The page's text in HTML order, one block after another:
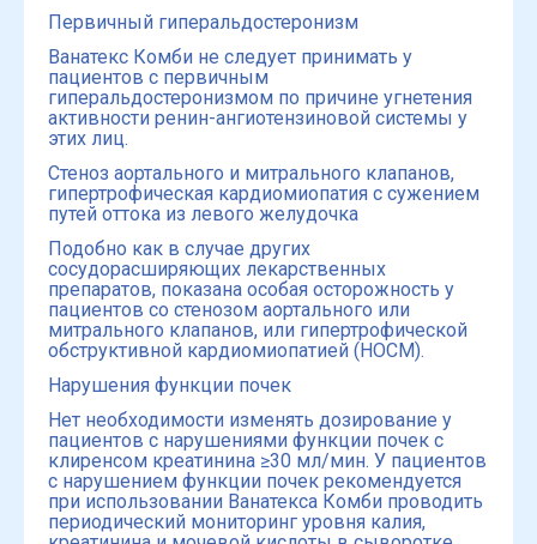
Первичный гиперальдостеронизм
Ванатекс Комби не следует принимать у
пациентов с первичным
гиперальдостеронизмом по причине угнетения
активности ренин-ангиотензиновой системы у
этих лиц.
Стеноз аортального и митрального клапанов,
гипертрофическая кардиомиопатия с сужением
путей оттока из левого желудочка
Подобно как в случае других
сосудорасширяющих лекарственных
препаратов, показана особая осторожность у
пациентов со стенозом аортального или
митрального клапанов, или гипертрофической
обструктивной кардиомиопатией (HOCM).
Нарушения функции почек
Нет необходимости изменять дозирование у
пациентов с нарушениями функции почек с
клиренсом креатинина ≥30 мл/мин. У пациентов
с нарушением функции почек рекомендуется
при использовании Ванатекса Комби проводить
периодический мониторинг уровня калия,